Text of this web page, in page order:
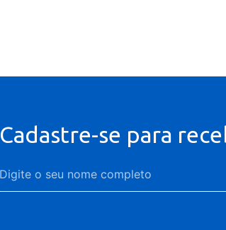
Cadastre-se para